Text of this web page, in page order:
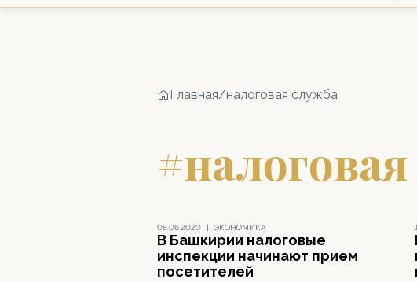
Главная/налоговая служба
08.06.2020 | ЭКОНОМИКА
В Башкирии налоговые
инспекции начинают прием
посетителей